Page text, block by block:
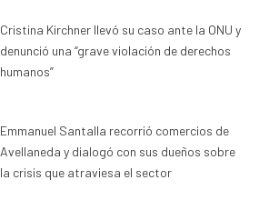
Cristina Kirchner llevó su caso ante la ONU y
denunció una “grave violación de derechos
humanos”
Emmanuel Santalla recorrió comercios de
Avellaneda y dialogó con sus dueños sobre
la crisis que atraviesa el sector